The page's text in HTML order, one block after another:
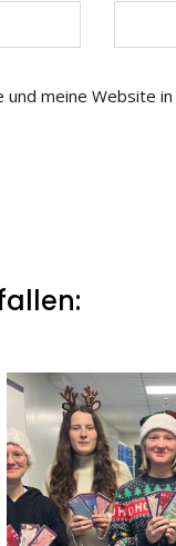
und meine Website